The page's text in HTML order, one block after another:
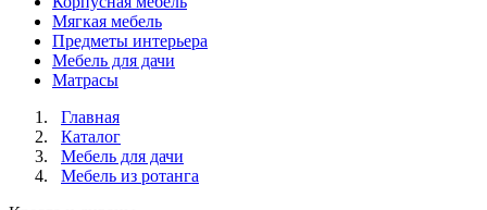
Мягкая мебель
Предметы интерьера
Мебель для дачи
Матраcы
Главная
Каталог
Мебель для дачи
Мебель из ротанга